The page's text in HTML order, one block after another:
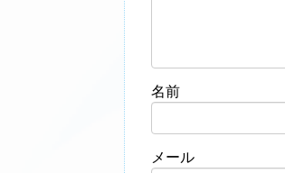
名前
メール